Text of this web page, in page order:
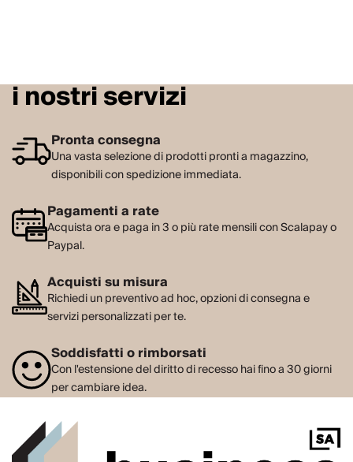
i nostri servizi
Pronta consegna
Una vasta selezione di prodotti pronti a magazzino,
disponibili con spedizione immediata.
Pagamenti a rate
Acquista ora e paga in 3 o più rate mensili con Scalapay o
Paypal.
Acquisti su misura
Richiedi un preventivo ad hoc, opzioni di consegna e
servizi personalizzati per te.
Soddisfatti o rimborsati
Con l'estensione del diritto di recesso hai fino a 30 giorni
per cambiare idea.